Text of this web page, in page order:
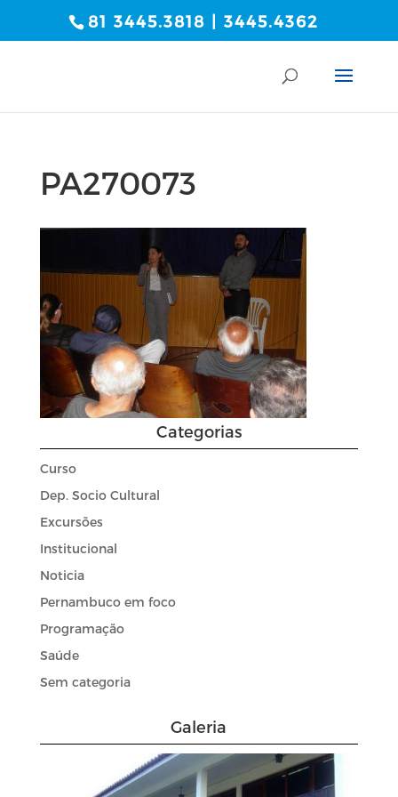
81 3445.3818 | 3445.4362
PA270073
Categorias
Curso
Dep. Socio Cultural
Excursões
Institucional
Noticia
Pernambuco em foco
Programação
Saúde
Sem categoria
Galeria